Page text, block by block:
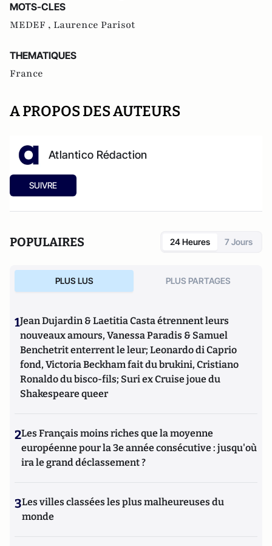
MOTS-CLES
MEDEF , Laurence Parisot
THEMATIQUES
France
A PROPOS DES AUTEURS
Atlantico Rédaction
SUIVRE
POPULAIRES 24 Heures 7 Jours
PLUS LUS PLUS PARTAGES
1Jean Dujardin & Laetitia Casta étrennent leurs
nouveaux amours, Vanessa Paradis & Samuel
Benchetrit enterrent le leur; Leonardo di Caprio
fond, Victoria Beckham fait du brukini, Cristiano
Ronaldo du bisco-fils; Suri ex Cruise joue du
Shakespeare queer
2Les Français moins riches que la moyenne
européenne pour la 3e année consécutive : jusqu'où
ira le grand déclassement ?
3Les villes classées les plus malheureuses du
monde